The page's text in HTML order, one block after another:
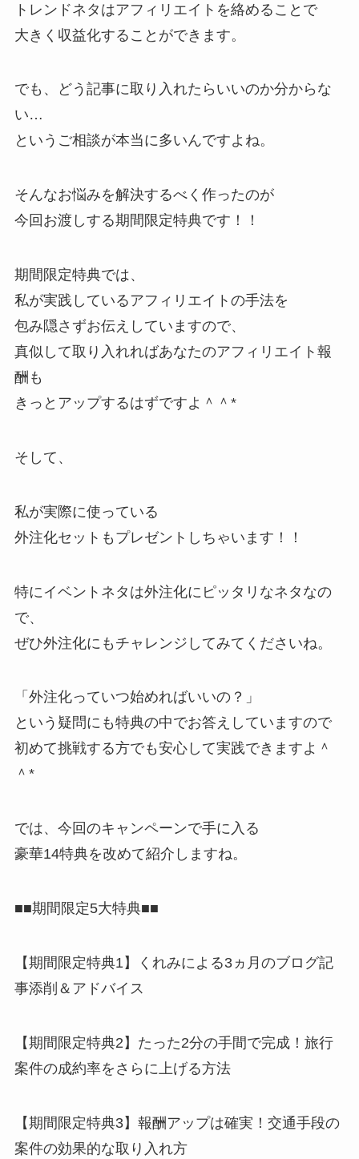
トレンドネタはアフィリエイトを絡めることで
大きく収益化することができます。
でも、どう記事に取り入れたらいいのか分からな
い…
というご相談が本当に多いんですよね。
そんなお悩みを解決するべく作ったのが
今回お渡しする期間限定特典です！！
期間限定特典では、
私が実践しているアフィリエイトの手法を
包み隠さずお伝えしていますので、
真似して取り入れればあなたのアフィリエイト報
酬も
きっとアップするはずですよ＾＾*
そして、
私が実際に使っている
外注化セットもプレゼントしちゃいます！！
特にイベントネタは外注化にピッタリなネタなの
で、
ぜひ外注化にもチャレンジしてみてくださいね。
「外注化っていつ始めればいいの？」
という疑問にも特典の中でお答えしていますので
初めて挑戦する方でも安心して実践できますよ＾
＾*
では、今回のキャンペーンで手に入る
豪華14特典を改めて紹介しますね。
■■期間限定5大特典■■
【期間限定特典1】くれみによる3ヵ月のブログ記
事添削＆アドバイス
【期間限定特典2】たった2分の手間で完成！旅行
案件の成約率をさらに上げる方法
【期間限定特典3】報酬アップは確実！交通手段の
案件の効果的な取り入れ方